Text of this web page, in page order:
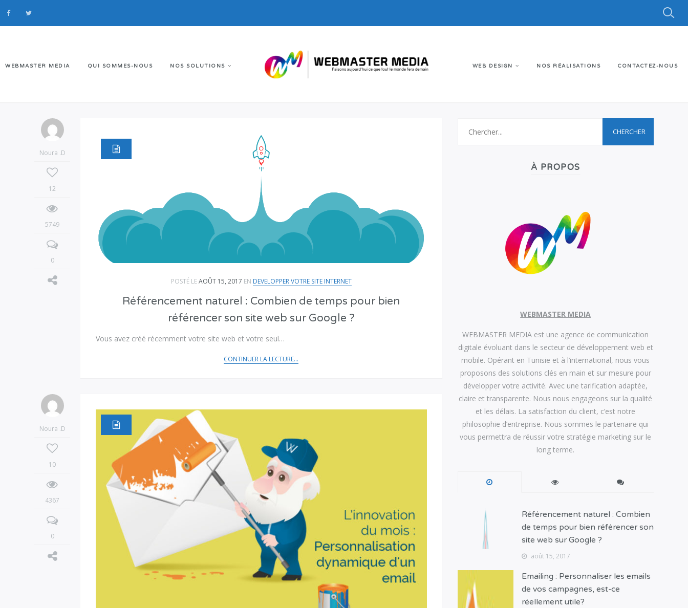
WEBMASTER MEDIA QUI SOMMES-NOUS NOS SOLUTIONS WEB DESIGN NOS RÉALISATIONS CONTACTEZ-NOUS
Noura .D
12
5749
0
POSTÉ LEAOÛT 15, 2017 EN DEVELOPPER VOTRE SITE INTERNET
Référencement naturel : Combien de temps pour bien
référencer son site web sur Google ?
Vous avez créé récemment votre site web et votre seul…
CONTINUER LA LECTURE...
Noura .D
10
4367
0
À PROPOS
WEBMASTER MEDIA
WEBMASTER MEDIA est une agence de communication
digitale évoluant dans le secteur de développement web et
mobile. Opérant en Tunisie et à l’international, nous vous
proposons des solutions clés en main et sur mesure pour
développer votre activité. Avec une tarification adaptée,
claire et transparente. Nous nous engageons sur la qualité
et les délais. La satisfaction du client, c’est notre
philosophie d’entreprise. Nous sommes le partenaire qui
vous permettra de réussir votre stratégie marketing sur le
long terme.
Référencement naturel : Combien
de temps pour bien référencer son
site web sur Google ?
août 15, 2017
Emailing : Personnaliser les emails
de vos campagnes, est-ce
réellement utile?